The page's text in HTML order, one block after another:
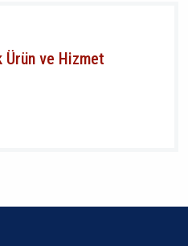
Ürün ve Hizmet